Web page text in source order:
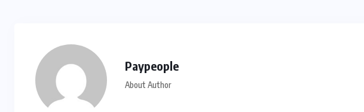
Paypeople
About Author